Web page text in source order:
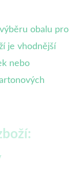
obalu pro
je vhodnější
nebo